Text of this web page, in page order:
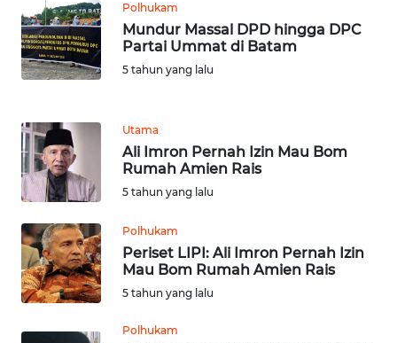
Polhukam
Mundur Massal DPD hingga DPC
Partai Ummat di Batam
5 tahun yang lalu
Utama
Ali Imron Pernah Izin Mau Bom
Rumah Amien Rais
5 tahun yang lalu
Polhukam
Periset LIPI: Ali Imron Pernah Izin
Mau Bom Rumah Amien Rais
5 tahun yang lalu
Polhukam
WN
SULSEL
WN
SULUT
WN
MALUKU
WN
MALUT